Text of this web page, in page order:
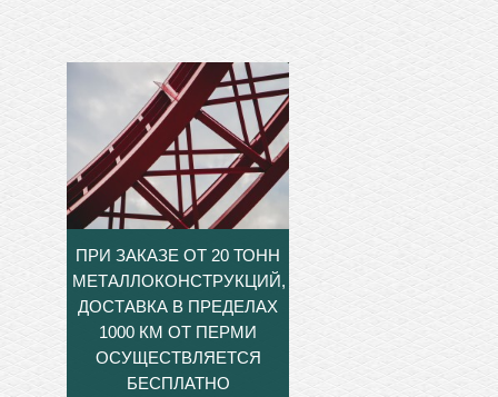
ПРИ ЗАКАЗЕ ОТ 20 ТОНН
МЕТАЛЛОКОНСТРУКЦИЙ,
ДОСТАВКА В ПРЕДЕЛАХ
1000 КМ ОТ ПЕРМИ
ОСУЩЕСТВЛЯЕТСЯ
БЕСПЛАТНО